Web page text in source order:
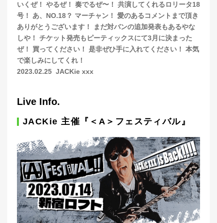
いくぜ！ やるぜ！ 奏でるぜ〜！ 共演してくれるロリータ18
号！ あ、NO.18？ マーチャン！ 愛のあるコメントまで頂き
ありがとうございます！ まだ対バンの追加発表もあるやな
しや！ チケット発売もピーティックスにて3月に決まった
ぜ！ 買ってください！ 是非ぜひ手に入れてください！ 本気
で楽しみにしてくれ！
2023.02.25 JACKie xxx
Live Info.
JACKie 主催『＜A＞フェスティバル』